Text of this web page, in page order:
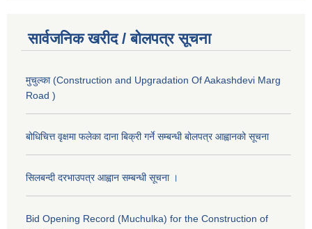
सार्वजनिक खरीद / बोलपत्र सूचना
मुचुल्का (Construction and Upgradation Of Aakashdevi Marg
Road )
बोधिचित्त वृक्षमा फलेका दाना बिक्री गर्ने सम्बन्धी बोलपत्र आह्वानको सूचना
सिलबन्दी दरभाउपत्र आह्वान सम्बन्धी सूचना ।
Bid Opening Record (Muchulka) for the Construction of